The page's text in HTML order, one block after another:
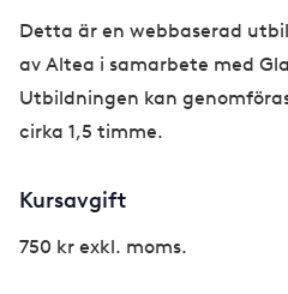
Detta är en webbaserad
av Altea i samarbete med
Utbildningen kan
cirka 1,5 timme.
Kursavgift
750 kr exkl. moms.